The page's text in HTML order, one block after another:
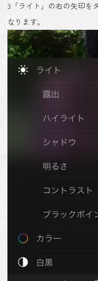
3 「ライト」の右の矢印
なります。